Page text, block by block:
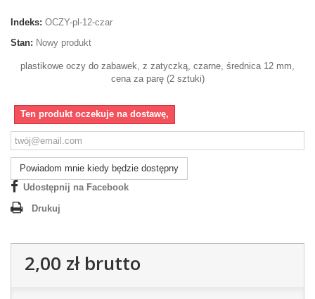
Indeks: OCZY-pl-12-czar
Stan: Nowy produkt
plastikowe oczy do zabawek, z zatyczką, czarne, średnica 12 mm,
cena za parę (2 sztuki)
Ten produkt oczekuje na dostawę,
Powiadom mnie kiedy będzie dostępny
Udostępnij na Facebook
Drukuj
2,00 złbrutto